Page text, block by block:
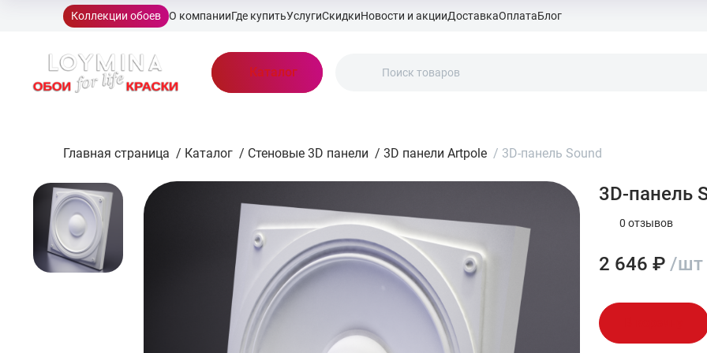
Коллекции обоев О компанииГде купитьУслугиСкидкиНовости и акцииДоставкаОплатаБлог
Каталог
Главная страница / Каталог / Стеновые 3D панели / 3D панели Artpole / 3D-панель Sound
3D-панель
0 отзывов
2 646 ₽ /шт